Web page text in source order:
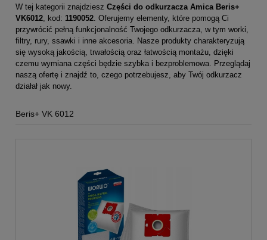
W tej kategorii znajdziesz Części do odkurzacza Amica Beris+
VK6012 , kod: 1190052 . Oferujemy elementy, które pomogą Ci
przywrócić pełną funkcjonalność Twojego odkurzacza, w tym worki,
filtry, rury, ssawki i inne akcesoria. Nasze produkty charakteryzują
się wysoką jakością, trwałością oraz łatwością montażu, dzięki
czemu wymiana części będzie szybka i bezproblemowa. Przeglądaj
naszą ofertę i znajdź to, czego potrzebujesz, aby Twój odkurzacz
działał jak nowy.
Beris+ VK 6012